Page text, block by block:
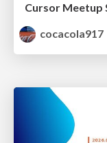
Cursor Meetup
cocacola917